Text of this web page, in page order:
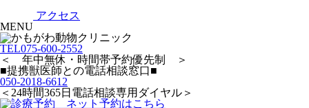
アクセス
MENU
TEL075-600-2552
＜ 年中無休・時間帯予約優先制 ＞
■提携獣医師との電話相談窓口■
050-2018-6612
＜24時間365日電話相談専用ダイヤル＞